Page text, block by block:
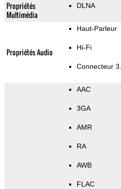
Propriétés
Multimédia
DLNA
Propriétés Audio
Haut-Parleur
Hi-Fi
Connecteur
AAC
3GA
AMR
RA
AWB
FLAC